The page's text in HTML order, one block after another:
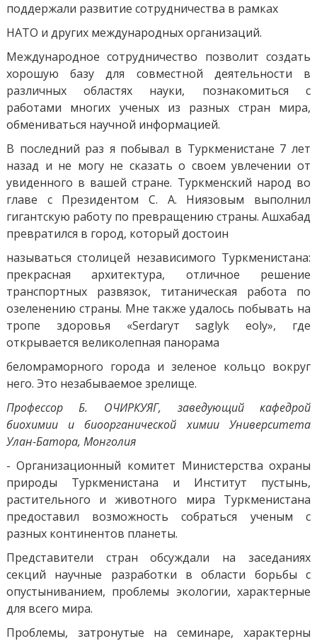
поддержали развитие сотрудничества в рамках
НАТО и других международных организаций.
Международное сотрудничество позволит создать
хорошую базу для совместной деятельности в
различных областях науки, познакомиться с
работами многих ученых из разных стран мира,
обмениваться научной информацией.
В последний раз я побывал в Туркменистане 7 лет
назад и не могу не сказать о своем увлечении от
увиденного в вашей стране. Туркменский народ во
главе с Президентом С. А. Ниязовым выполнил
гигантскую работу по превращению страны. Ашхабад
превратился в город, который достоин
называться столицей независимого Туркменистана:
прекрасная архитектура, отличное решение
транспортных развязок, титаническая работа по
озеленению страны. Мне также удалось побывать на
тропе здоровья «Serdaryт saglyk еoly», где
открывается великолепная панорама
беломраморного города и зеленое кольцо вокруг
него. Это незабываемое зрелище.
Профессор Б. ОЧИРКУЯГ, заведующий кафедрой
биохимии и биоорганической химии Университета
Улан-Батора, Монголия
- Организационный комитет Министерства охраны
природы Туркменистана и Институт пустынь,
растительного и животного мира Туркменистана
предоставил возможность собраться ученым с
разных континентов планеты.
Представители стран обсуждали на заседаниях
секций научные разработки в области борьбы с
опустыниванием, проблемы экологии, характерные
для всего мира.
Проблемы, затронутые на семинаре, характерны